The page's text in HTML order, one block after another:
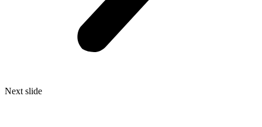
Next slide